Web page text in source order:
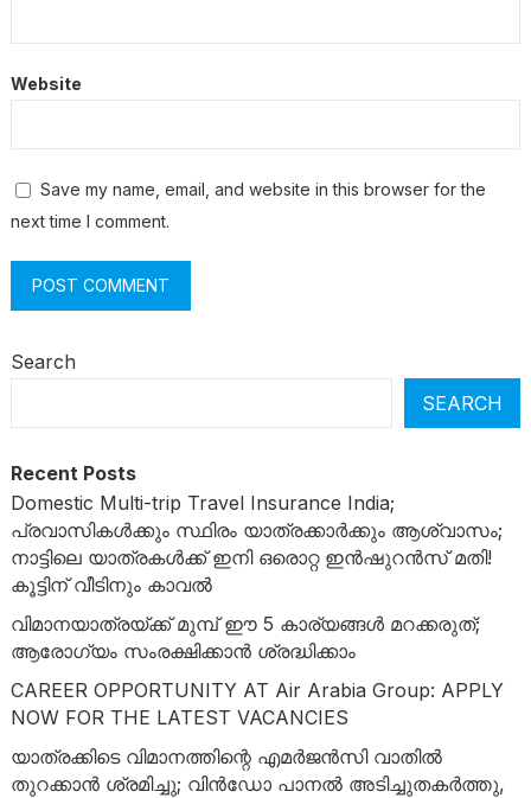
Website
Save my name, email, and website in this browser for the
next time I comment.
Search
SEARCH
Recent Posts
Domestic Multi-trip Travel Insurance India;
പ്രവാസികൾക്കും സ്ഥിരം യാത്രക്കാർക്കും ആശ്വാസം;
നാട്ടിലെ യാത്രകൾക്ക് ഇനി ഒരൊറ്റ ഇൻഷുറൻസ് മതി!
കൂട്ടിന് വീടിനും കാവൽ
വിമാനയാത്രയ്ക്ക് മുമ്പ് ഈ 5 കാര്യങ്ങൾ മറക്കരുത്;
ആരോഗ്യം സംരക്ഷിക്കാൻ ശ്രദ്ധിക്കാം
CAREER OPPORTUNITY AT Air Arabia Group: APPLY
NOW FOR THE LATEST VACANCIES
യാത്രക്കിടെ വിമാനത്തിന്റെ എമർജൻസി വാതിൽ
തുറക്കാൻ ശ്രമിച്ചു; വിൻഡോ പാനൽ അടിച്ചുതകർത്തു,